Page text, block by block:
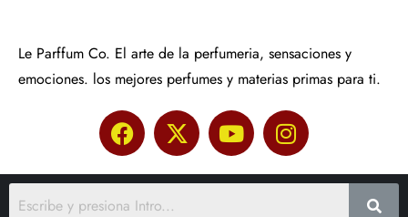
Le Parffum Co. El arte de la perfumeria, sensaciones y
emociones. los mejores perfumes y materias primas para ti.